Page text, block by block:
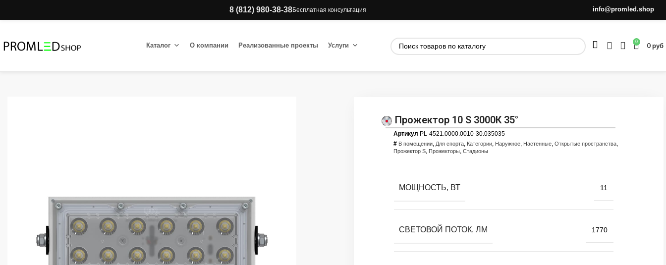
8 (812) 980-38-38Бесплатная консультация info@promled.shop
Каталог О компании Реализованные проекты Услуги 0 0руб
Прожектор 10 S 3000К 35°
Артикул PL-4521.0000.0010-30.035035
# В помещении Для спорта Категории Наружное Настенные ,Открытые пространства
Прожектор S Прожекторы ,Стадионы
МОЩНОСТЬ, ВТ 11
СВЕТОВОЙ ПОТОК, ЛМ 1770